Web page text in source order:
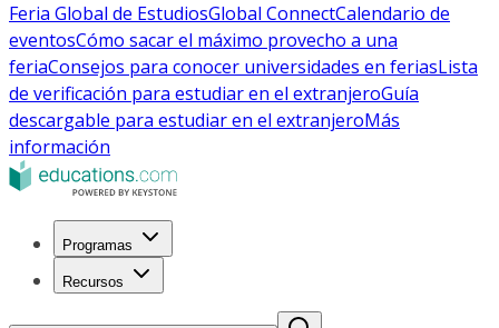
Feria Global de EstudiosGlobal ConnectCalendario de
eventosCómo sacar el máximo provecho a una
feriaConsejos para conocer universidades en feriasLista
de verificación para estudiar en el extranjeroGuía
descargable para estudiar en el extranjeroMás
información
Programas
Recursos